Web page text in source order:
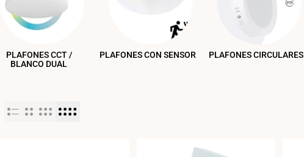
PLAFONES CCT /
BLANCO DUAL
PLAFONES CON SENSOR PLAFONES CIRCULARES